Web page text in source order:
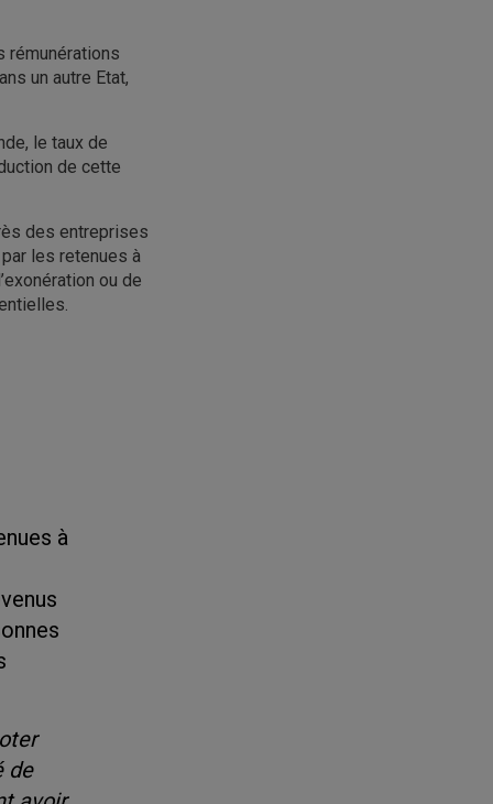
rémunérations
un autre Etat,
le taux de
de cette
des entreprises
les retenues à
ou de
à
de